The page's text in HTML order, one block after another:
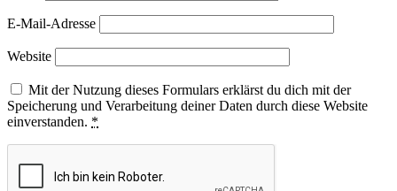
E-Mail-Adresse
Website
Mit der Nutzung dieses Formulars erklärst du dich mit der
Speicherung und Verarbeitung deiner Daten durch diese Website
einverstanden. *